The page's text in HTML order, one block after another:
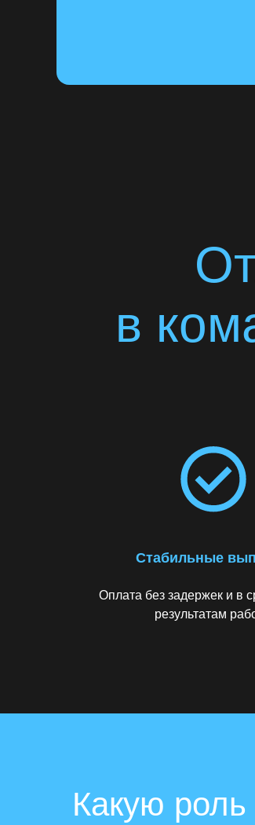
в
Стабильные
Оплата без задержек и в
результатам
Какую роль